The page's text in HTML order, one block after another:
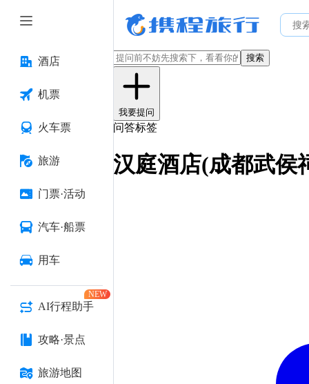
酒店
机票
火车票
旅游
门票·活动
汽车·船票
用车
AI行程助手
NEW
攻略·景点
旅游地图
搜索
我要提问
问答标签
汉庭酒店(成都武侯